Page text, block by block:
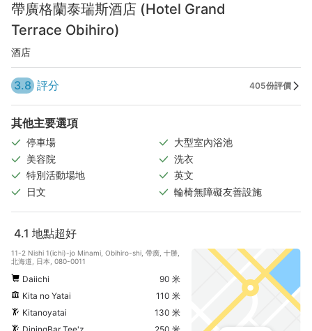
帶廣格蘭泰瑞斯酒店 (Hotel Grand
Terrace Obihiro)
酒店
3.8 評分 405份評價
其他主要選項
停車場
大型室內浴池
美容院
洗衣
特別活動場地
英文
日文
輪椅無障礙友善設施
4.1 地點超好
11-2 Nishi 1(ichi)-jo Minami, Obihiro-shi, 帶廣, 十勝,
北海道, 日本, 080-0011
Daiichi
90 米
Kita no Yatai
110 米
Kitanoyatai
130 米